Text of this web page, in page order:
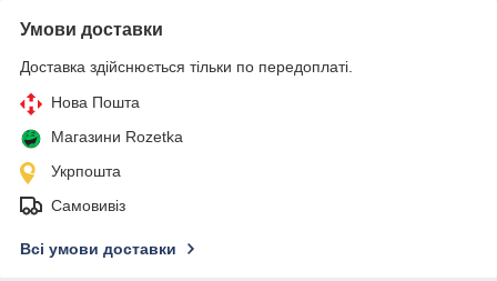
Умови доставки
Доставка здійснюється тільки по передоплаті.
Нова Пошта
Магазини Rozetka
Укрпошта
Самовивіз
Всі умови доставки